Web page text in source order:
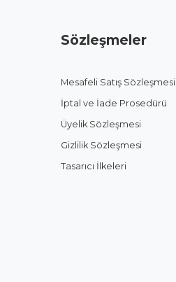
Sözleşmeler
Mesafeli Satış Sözleşmesi
İptal ve İade Prosedürü
Üyelik Sözleşmesi
Gizlilik Sözleşmesi
Tasarıcı İlkeleri